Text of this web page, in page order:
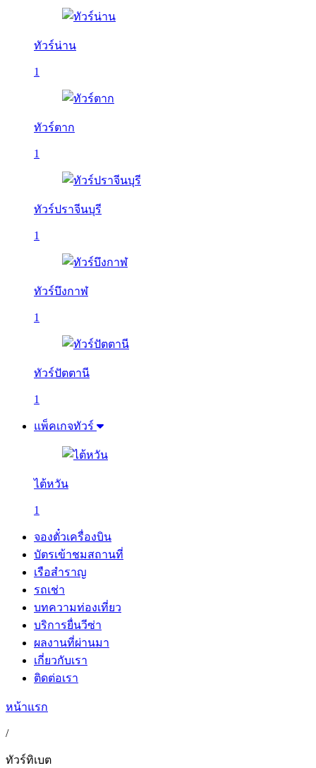
ทัวร์น่าน
1
ทัวร์ตาก
1
ทัวร์ปราจีนบุรี
1
ทัวร์บึงกาฬ
1
ทัวร์ปัตตานี
1
แพ็คเกจทัวร์
ไต้หวัน
1
จองตั๋วเครื่องบิน
บัตรเข้าชมสถานที่
เรือสำราญ
รถเช่า
บทความท่องเที่ยว
บริการยื่นวีซ่า
ผลงานที่ผ่านมา
เกี่ยวกับเรา
ติดต่อเรา
หน้าแรก
/
ทัวร์ทิเบต